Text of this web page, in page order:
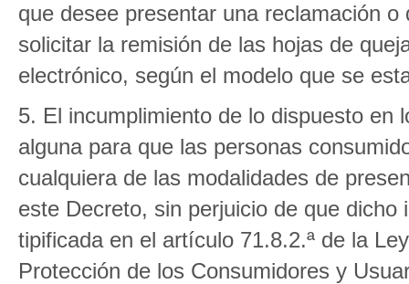
que desee presentar una reclamación
solicitar la remisión de las hojas de
electrónico, según el modelo que se
5. El incumplimiento de lo dispuesto en
alguna para que las personas
cualquiera de las modalidades de
este Decreto, sin perjuicio de que
tipificada en el artículo 71.8.2.ª de la
Protección de los Consumidores y